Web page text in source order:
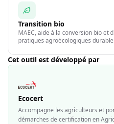
Transition bio
MAEC, aide à la conversion bio et
pratiques agroécologiques
Cet outil est développé par
Ecocert
Accompagne les agriculteurs et
démarches de certification en